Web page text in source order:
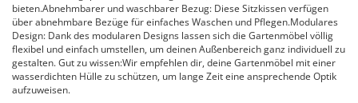
bieten.Abnehmbarer und waschbarer Bezug: Diese Sitzkissen verfügen
über abnehmbare Bezüge für einfaches Waschen und Pflegen.Modulares
Design: Dank des modularen Designs lassen sich die Gartenmöbel völlig
flexibel und einfach umstellen, um deinen Außenbereich ganz individuell zu
gestalten. Gut zu wissen:Wir empfehlen dir, deine Gartenmöbel mit einer
wasserdichten Hülle zu schützen, um lange Zeit eine ansprechende Optik
aufzuweisen.